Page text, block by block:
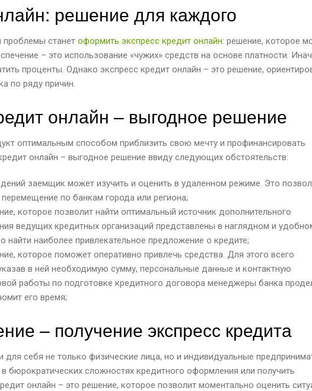
решение для каждого
станет оформить экспресс кредит онлайн: решение, которое
– это использование «чужих» средств на основе платности.
проценты. Однако экспресс кредит онлайн – это решение,
по ряду причин.
онлайн – выгодное решение
оптимальным способом приблизить свою мечту и профинансировать
онлайн – выгодное решение ввиду следующих обстоятельств:
заемщик может изучить и оценить в удаленном режиме. Это
по банкам города или региона;
которое позволит найти оптимальный источник дополнительного
ведущих кредитных организаций представлены в наглядном и
найти наиболее привлекательное предложение о кредите;
которое поможет оперативно привлечь средства. Для этого всего
в ней необходимую сумму, персональные данные и контактную
работы по подготовке кредитного договора менеджеры банка
его время;
– получение экспресс кредита
себя не только физические лица, но и индивидуальные
бюрократических сложностях кредитного оформления или получить
онлайн – это решение, которое позволит моментально оценить